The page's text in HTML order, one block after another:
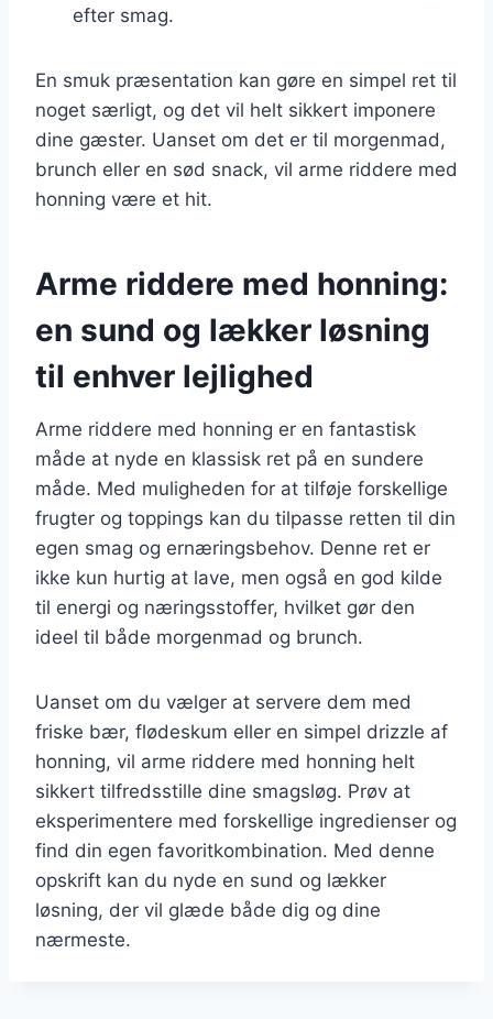
efter smag.
En smuk præsentation kan gøre en simpel ret til
noget særligt, og det vil helt sikkert imponere
dine gæster. Uanset om det er til morgenmad,
brunch eller en sød snack, vil arme riddere med
honning være et hit.
Arme riddere med honning:
en sund og lækker løsning
til enhver lejlighed
Arme riddere med honning er en fantastisk
måde at nyde en klassisk ret på en sundere
måde. Med muligheden for at tilføje forskellige
frugter og toppings kan du tilpasse retten til din
egen smag og ernæringsbehov. Denne ret er
ikke kun hurtig at lave, men også en god kilde
til energi og næringsstoffer, hvilket gør den
ideel til både morgenmad og brunch.
Uanset om du vælger at servere dem med
friske bær, flødeskum eller en simpel drizzle af
honning, vil arme riddere med honning helt
sikkert tilfredsstille dine smagsløg. Prøv at
eksperimentere med forskellige ingredienser og
find din egen favoritkombination. Med denne
opskrift kan du nyde en sund og lækker
løsning, der vil glæde både dig og dine
nærmeste.